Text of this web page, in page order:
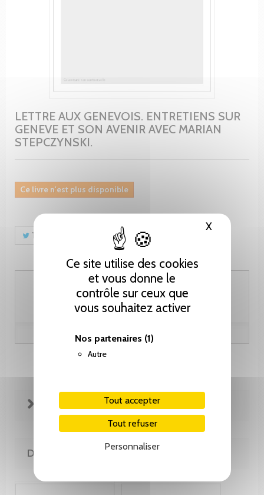
Ce site utilise des cookies
et vous donne le
contrôle sur ceux que
vous souhaitez activer
Nos partenaires (1)
Autre
Tout accepter
Tout refuser
Personnaliser
XMasquer
LETTRE AUX GENEVOIS. ENTRETIENS SUR
GENEVE ET SON AVENIR AVEC MARIAN
STEPCZYNSKI.
Ce livre n'est plus disponible
Tweet Pinterest
28.00 CHF
FICHE TECHNIQUE
DE LA MÊME COLLECTION